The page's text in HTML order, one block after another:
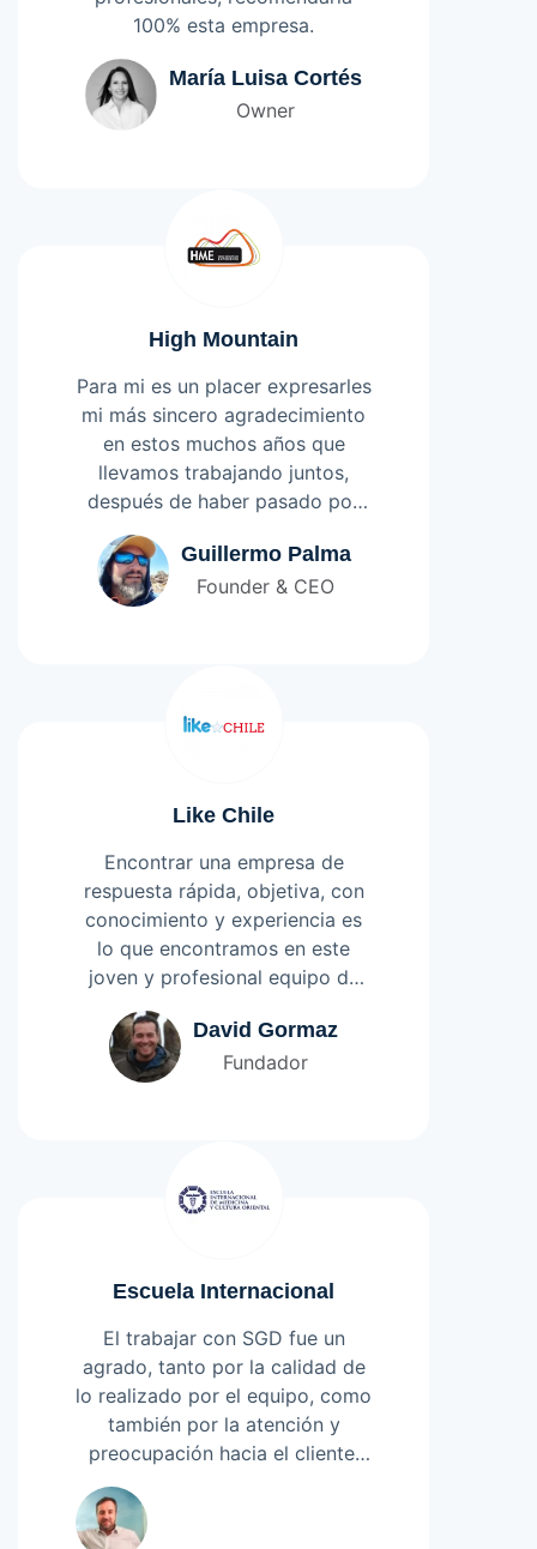
100% esta empresa.
Leer más
María Luisa Cortés
Owner
High Mountain
Para mi es un placer expresarles
mi más sincero agradecimiento
en estos muchos años que
llevamos trabajando juntos,
después de haber pasado por
muchos desarrolladores web,
desde algunas pequeñas hasta
algunas muy grandes, al fin los
potenciar. Entendieron lo que
quería. Yo los veo como mi
lo relacionado a este mundo
tecnológico.
Leer más
Guillermo Palma
Founder & CEO
Like Chile
Encontrar una empresa de
respuesta rápida, objetiva, con
conocimiento y experiencia es
lo que encontramos en este
joven y profesional equipo de
SGD. Nos han ayudado a
mejorar la navegación e
interacción entre nuestras
de las campañas de banners de
Leer más
David Gormaz
Fundador
Escuela Internacional
El trabajar con SGD fue un
agrado, tanto por la calidad de
lo realizado por el equipo, como
también por la atención y
preocupación hacia el cliente.
Lograron entender lo que
Leer más